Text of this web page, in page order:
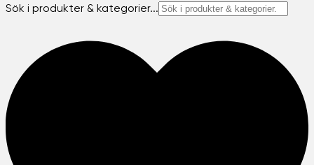
Sök i produkter & kategorier...